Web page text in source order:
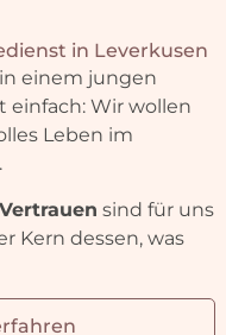
in Leverkusen
einem jungen
einfach: Wir wollen
Leben im
sind für uns
Kern dessen, was